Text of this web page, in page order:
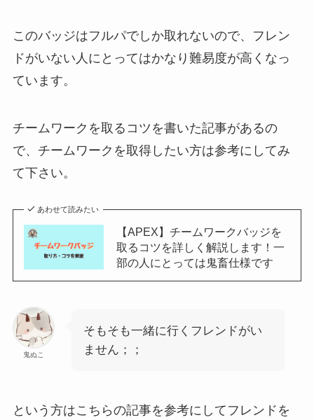
このバッジはフルパでしか取れないので、フレン
ドがいない人にとってはかなり難易度が高くなっ
ています。
チームワークを取るコツを書いた記事があるの
で、チームワークを取得したい方は参考にしてみ
て下さい。
あわせて読みたい
【APEX】チームワークバッジを
取るコツを詳しく解説します！一
部の人にとっては鬼畜仕様です
鬼ぬこ
そもそも一緒に行くフレンドがい
ません；；
という方はこちらの記事を参考にしてフレンドを